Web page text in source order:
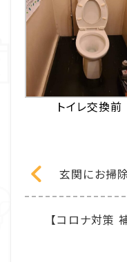
トイレ交換前
玄関にお掃
【コロナ対策